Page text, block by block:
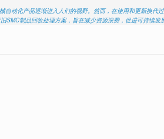
自动化产品逐渐进入人们的视野。然而，在使用和更新换代
SMC制品回收处理方案，旨在减少资源浪费，促进可持续